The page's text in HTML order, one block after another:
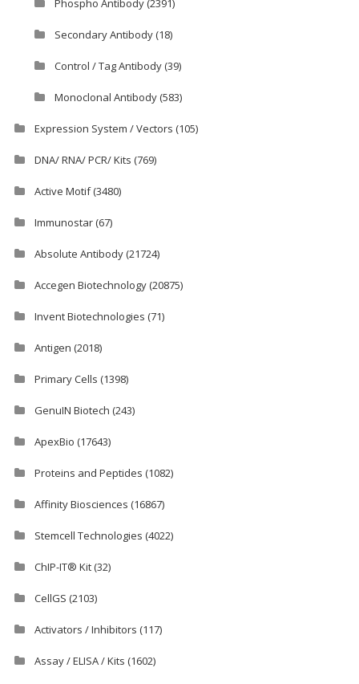
Phospho Antibody(2391)
Secondary Antibody(18)
Control / Tag Antibody(39)
Monoclonal Antibody(583)
Expression System / Vectors (105)
DNA/ RNA/ PCR/ Kits (769)
Active Motif(3480)
Immunostar(67)
Absolute Antibody(21724)
Accegen Biotechnology(20875)
Invent Biotechnologies (71)
Antigen (2018)
Primary Cells (1398)
GenuIN Biotech (243)
ApexBio (17643)
Proteins and Peptides (1082)
Affinity Biosciences (16867)
Stemcell Technologies (4022)
ChIP-IT® Kit(32)
CellGS (2103)
Activators / Inhibitors (117)
Assay / ELISA / Kits (1602)